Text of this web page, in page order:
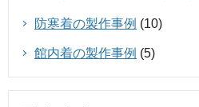
防寒着の製作事例 (10)
館内着の製作事例 (5)